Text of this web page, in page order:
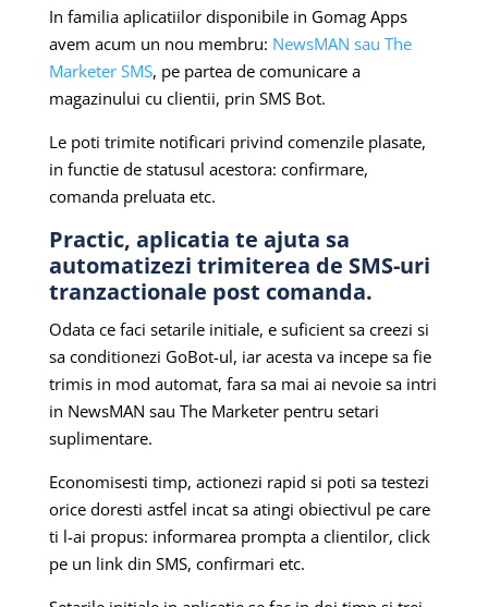
In familia aplicatiilor disponibile in Gomag Apps
avem acum un nou membru: NewsMAN sau The
Marketer SMS, pe partea de comunicare a
magazinului cu clientii, prin SMS Bot.
Le poti trimite notificari privind comenzile plasate,
in functie de statusul acestora: confirmare,
comanda preluata etc.
Practic, aplicatia te ajuta sa
automatizezi trimiterea de SMS-uri
tranzactionale post comanda.
Odata ce faci setarile initiale, e suficient sa creezi si
sa conditionezi GoBot-ul, iar acesta va incepe sa fie
trimis in mod automat, fara sa mai ai nevoie sa intri
in NewsMAN sau The Marketer pentru setari
suplimentare.
Economisesti timp, actionezi rapid si poti sa testezi
orice doresti astfel incat sa atingi obiectivul pe care
ti l-ai propus: informarea prompta a clientilor, click
pe un link din SMS, confirmari etc.